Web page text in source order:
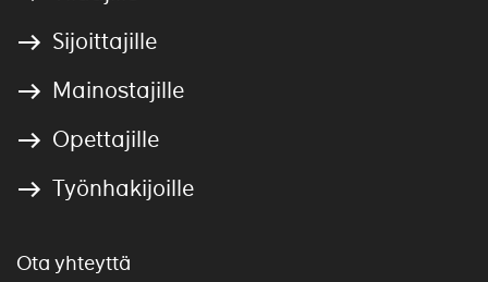
Sijoittajille
Mainostajille
Opettajille
Työnhakijoille
Ota yhteyttä